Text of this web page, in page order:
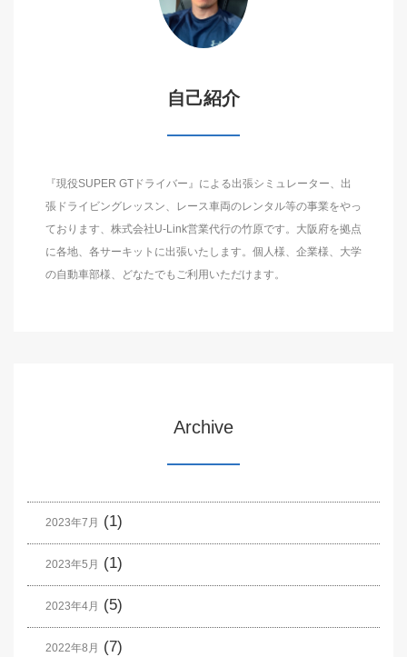
自己紹介
『現役SUPER GTドライバー』による出張シミュレーター、出
張ドライビングレッスン、レース車両のレンタル等の事業をやっ
ております、株式会社U-Link営業代行の竹原です。大阪府を拠点
に各地、各サーキットに出張いたします。個人様、企業様、大学
の自動車部様、どなたでもご利用いただけます。
Archive
2023年7月 (1)
2023年5月 (1)
2023年4月 (5)
2022年8月 (7)